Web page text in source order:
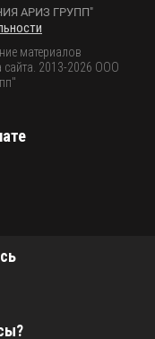
АРИЗ ГРУПП"
материалов
сайта. 2013-2026 ООО